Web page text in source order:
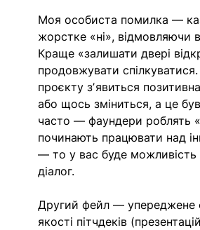
Моя особиста помилка —
жорстке «ні», відмовляючи в
Краще «залишати двері
продовжувати
проєкту зʼявиться
або щось зміниться, а це
часто — фаундери роблять
починають працювати над
— то у вас буде
діалог.
Другий фейл — упереджене
якості пітчдеків